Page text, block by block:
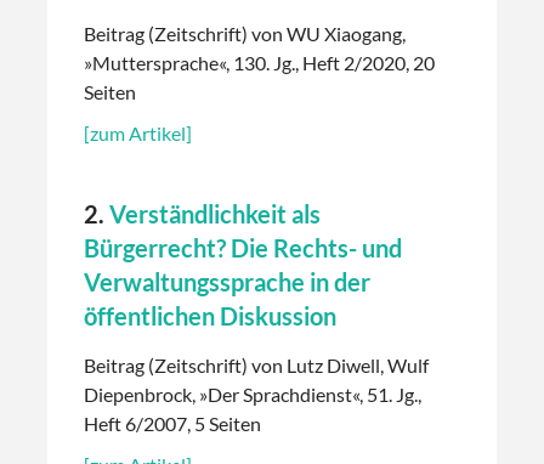
Beitrag (Zeitschrift) von WU Xiaogang,
»Muttersprache«, 130. Jg., Heft 2/2020, 20
Seiten
[zum Artikel]
2. Verständlichkeit als
Bürgerrecht? Die Rechts- und
Verwaltungssprache in der
öffentlichen Diskussion
Beitrag (Zeitschrift) von Lutz Diwell, Wulf
Diepenbrock, »Der Sprachdienst«, 51. Jg.,
Heft 6/2007, 5 Seiten